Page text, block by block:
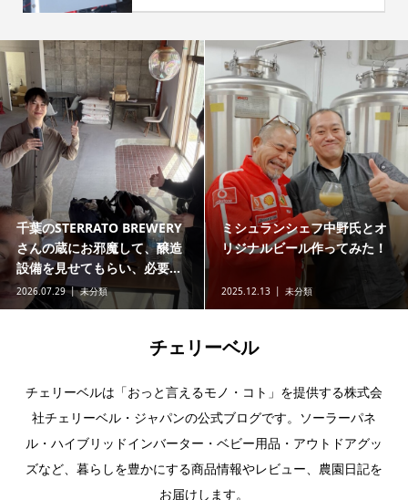
千葉のSTERRATO BREWERY
さんの蔵にお邪魔して、醸造
設備を見せてもらい、必要...
2026.07.29 未分類
ミシュランシェフ中野氏とオ
リジナルビール作ってみた！
2025.12.13 未分類
チェリーベル
チェリーベルは「おっと言えるモノ・コト」を提供する株式会
社チェリーベル・ジャパンの公式ブログです。ソーラーパネ
ル・ハイブリッドインバーター・ベビー用品・アウトドアグッ
ズなど、暮らしを豊かにする商品情報やレビュー、農園日記を
お届けします。